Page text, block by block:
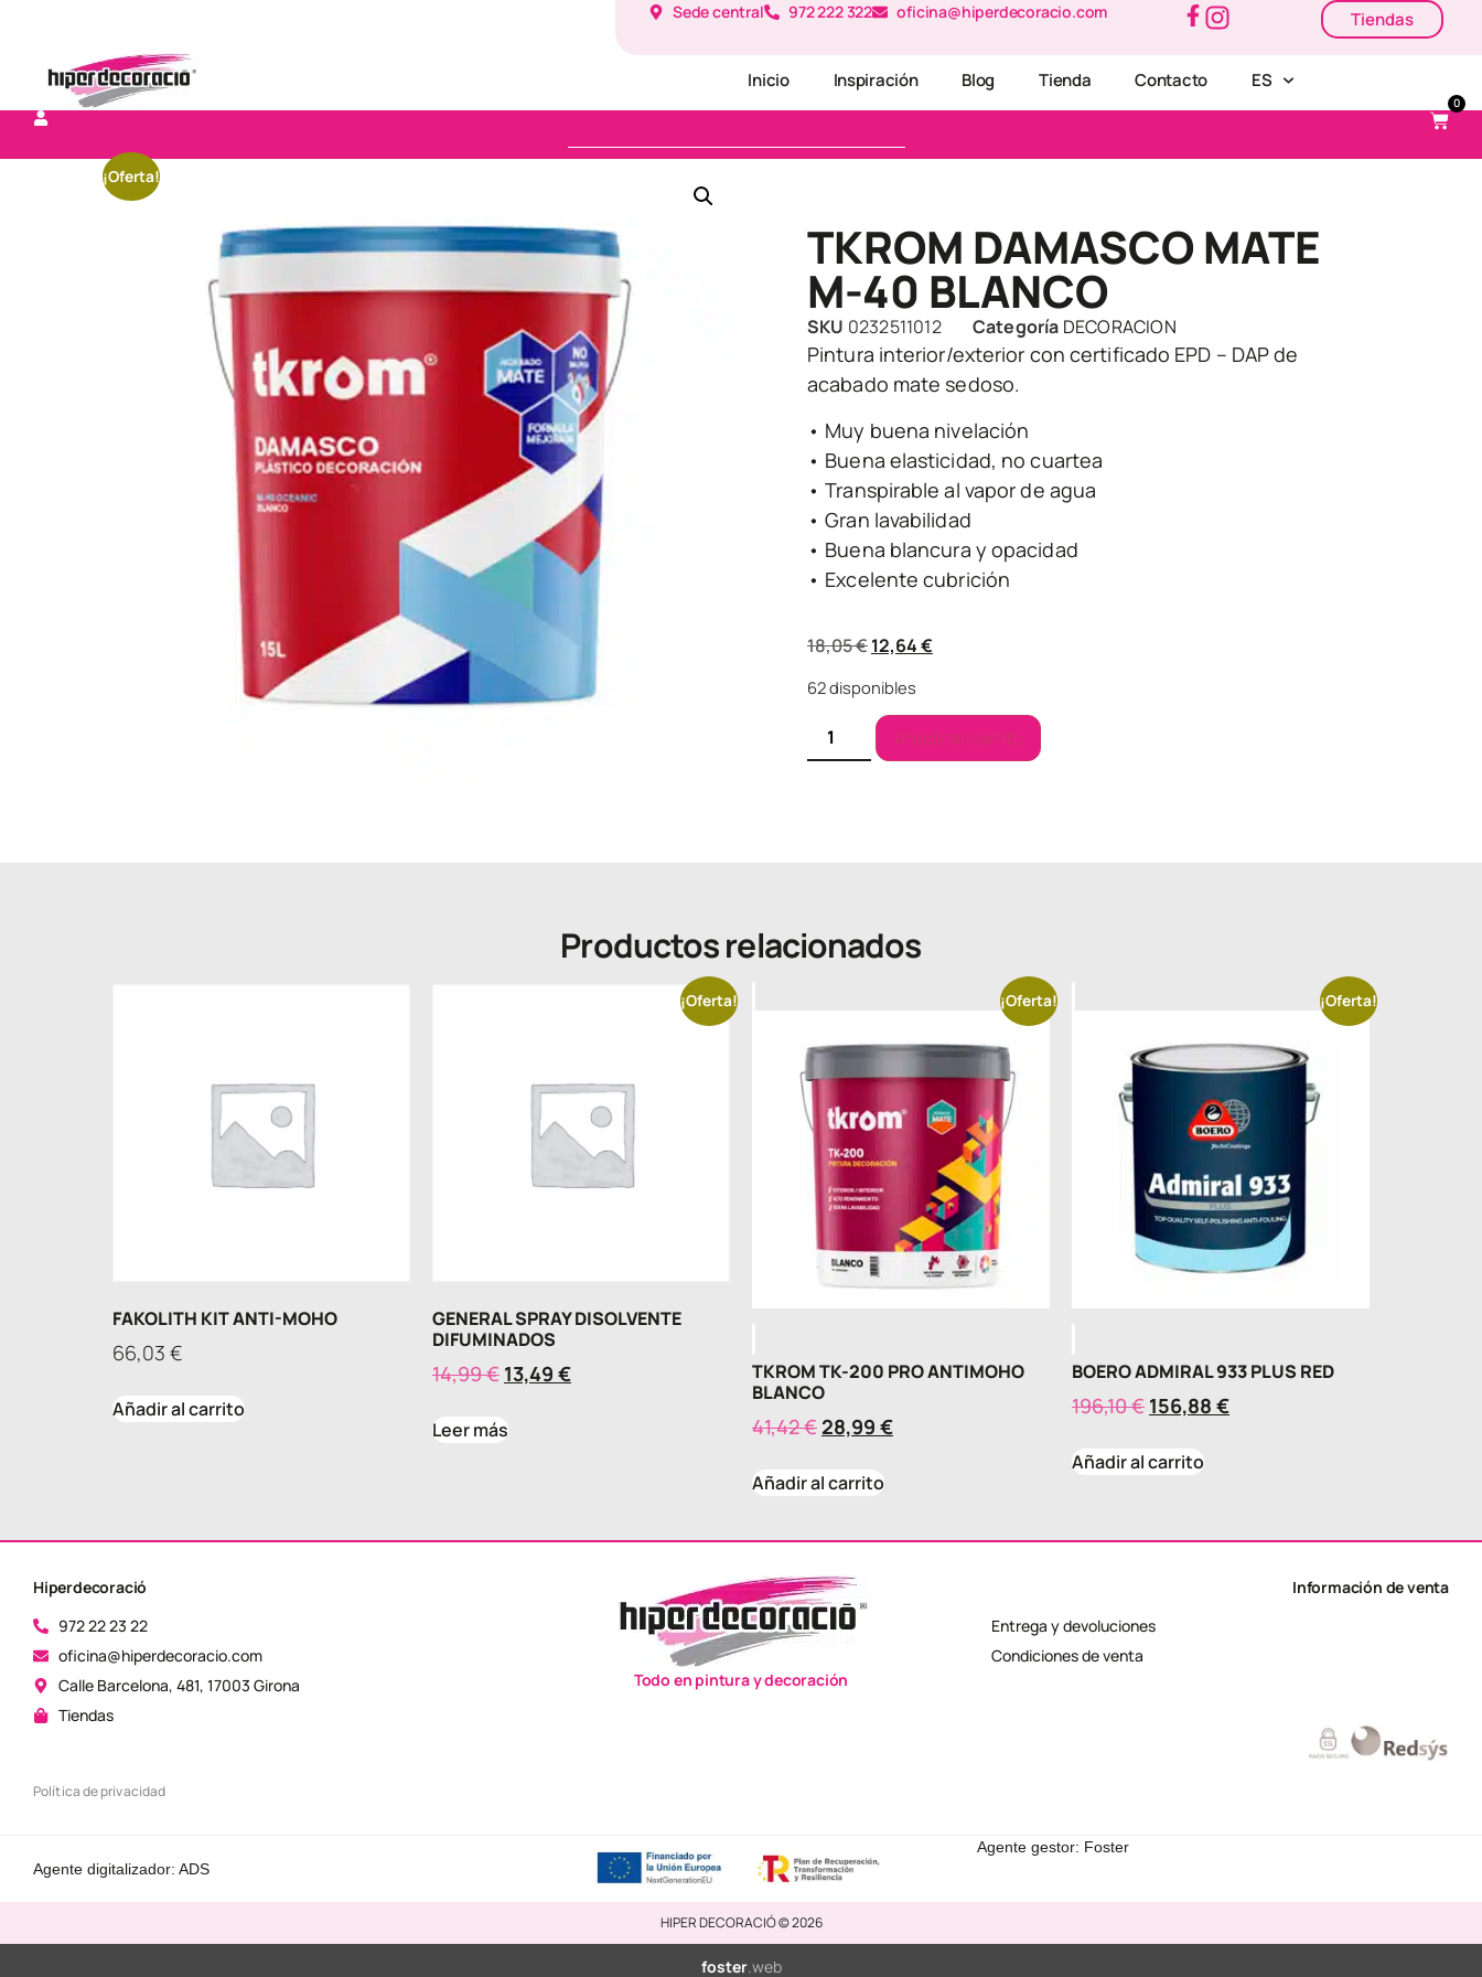
Sede central 972 222 322 oficina@hiperdecoracio.com Tiendas
Inicio Inspiración Blog Tienda Contacto ES
0
¡Oferta!
TKROM DAMASCO MATE
M-40 BLANCO
SKU 0232511012 Categoría DECORACION
Pintura interior/exterior con certificado EPD – DAP de
acabado mate sedoso.
• Muy buena nivelación
• Buena elasticidad, no cuartea
• Transpirable al vapor de agua
• Gran lavabilidad
• Buena blancura y opacidad
• Excelente cubrición
18,05€12,64€
62 disponibles
Añadir al carrito
Productos relacionados
FAKOLITH KIT ANTI-MOHO
66,03 €
Añadir al carrito
¡Oferta!
GENERAL SPRAY DISOLVENTE
DIFUMINADOS
14,99€ 13,49 €
Leer más
¡Oferta!
TKROM TK-200 PRO ANTIMOHO
BLANCO
41,42€ 28,99 €
Añadir al carrito
¡Oferta!
BOERO ADMIRAL 933 PLUS RED
196,10€ 156,88 €
Añadir al carrito
Hiperdecoració
972 22 23 22
oficina@hiperdecoracio.com
Calle Barcelona, ​​481, 17003 Girona
Tiendas
Política de privacidad
Todo en pintura y decoración
Información de venta
Entrega y devoluciones
Condiciones de venta
Agente digitalizador: ADS
Agente gestor: Foster
HIPER DECORACIÓ © 2026
foster.web